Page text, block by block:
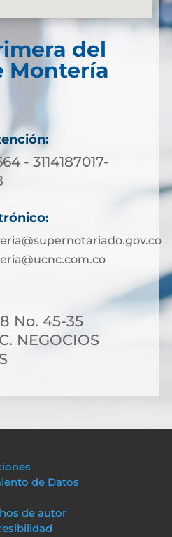
del
Montería
- 3114187017-
No. 45-35
NEGOCIOS
de Datos
de autor